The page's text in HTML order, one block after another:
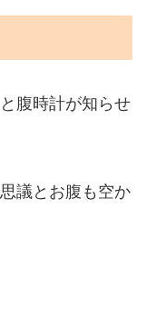
腹時計が知らせ
議とお腹も空か